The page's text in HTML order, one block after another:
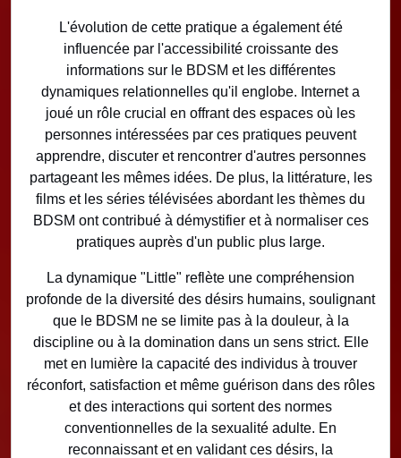
L'évolution de cette pratique a également été
influencée par l'accessibilité croissante des
informations sur le BDSM et les différentes
dynamiques relationnelles qu'il englobe. Internet a
joué un rôle crucial en offrant des espaces où les
personnes intéressées par ces pratiques peuvent
apprendre, discuter et rencontrer d'autres personnes
partageant les mêmes idées. De plus, la littérature, les
films et les séries télévisées abordant les thèmes du
BDSM ont contribué à démystifier et à normaliser ces
pratiques auprès d'un public plus large.
La dynamique "Little" reflète une compréhension
profonde de la diversité des désirs humains, soulignant
que le BDSM ne se limite pas à la douleur, à la
discipline ou à la domination dans un sens strict. Elle
met en lumière la capacité des individus à trouver
réconfort, satisfaction et même guérison dans des rôles
et des interactions qui sortent des normes
conventionnelles de la sexualité adulte. En
reconnaissant et en validant ces désirs, la